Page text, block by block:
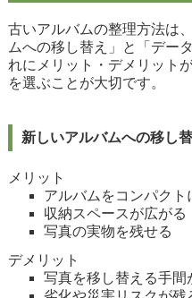
古いアルバムの整理方法は
ムへの移し替え」と「デー
れにメリット・デメリット
を選ぶことが大切です。
新しいアルバムへの移し
メリット
アルバムをコンパクト
収納スペースが広がる
写真の実物を残せる
デメリット
写真を移し替える手間